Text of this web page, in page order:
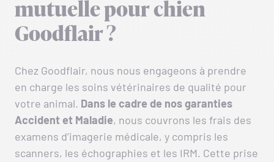
mutuelle pour chien
Goodflair ?
Chez Goodflair, nous nous engageons à prendre
en charge les soins vétérinaires de qualité pour
votre animal. Dans le cadre de nos garanties
Accident et Maladie, nous couvrons les frais des
examens d’imagerie médicale, y compris les
scanners, les échographies et les IRM. Cette prise